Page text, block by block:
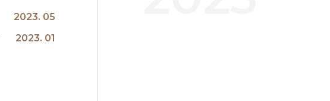
2023. 05
2023. 01